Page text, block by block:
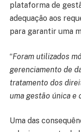
plataforma de
adequação aos
para garantir uma
“Foram utilizados
gerenciamento de
tratamento dos
uma gestão única e
Uma das